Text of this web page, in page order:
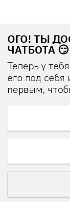
ОГО! ТЫ
ЧАТБОТА 😏
Теперь у
его под
первым,